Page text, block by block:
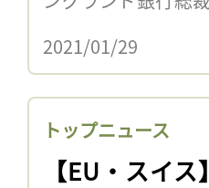
2021/01/29
トップニュース
【EU・スイ